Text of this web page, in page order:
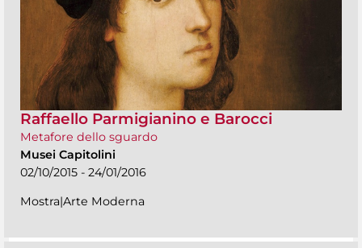
Raffaello Parmigianino e Barocci
Metafore dello sguardo
Musei Capitolini
02/10/2015 - 24/01/2016
Mostra|Arte Moderna